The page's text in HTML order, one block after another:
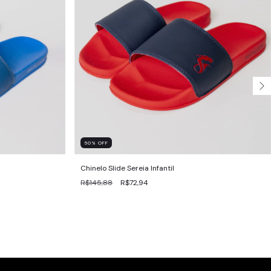
50 %OFF
Chinelo Slide Sereia Infantil
R$145,88
R$72,94